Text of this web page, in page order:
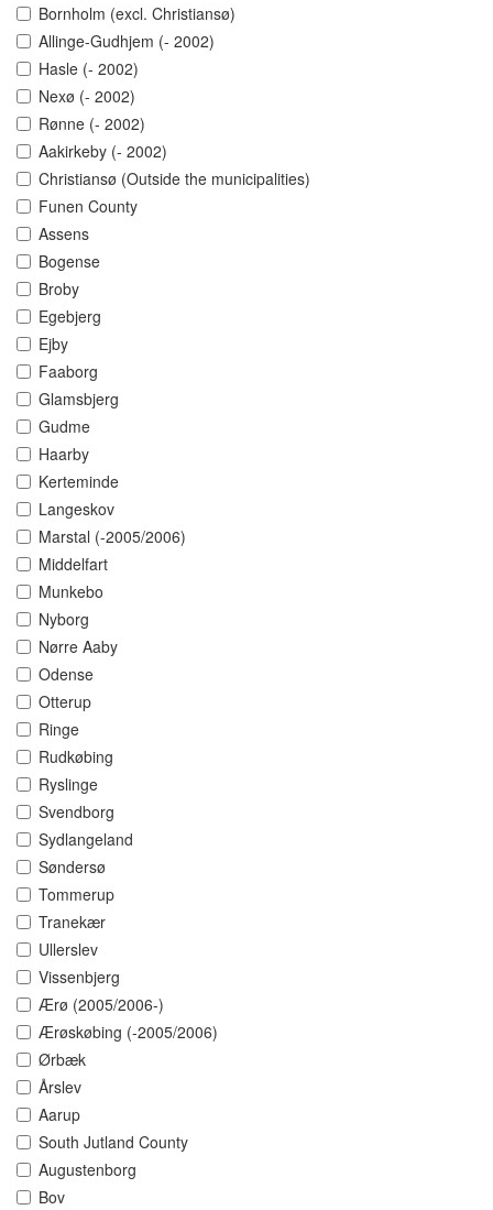
Bornholm (excl. Christiansø)
Allinge-Gudhjem (- 2002)
Hasle (- 2002)
Nexø (- 2002)
Rønne (- 2002)
Aakirkeby (- 2002)
Christiansø (Outside the municipalities)
Funen County
Assens
Bogense
Broby
Egebjerg
Ejby
Faaborg
Glamsbjerg
Gudme
Haarby
Kerteminde
Langeskov
Marstal (-2005/2006)
Middelfart
Munkebo
Nyborg
Nørre Aaby
Odense
Otterup
Ringe
Rudkøbing
Ryslinge
Svendborg
Sydlangeland
Søndersø
Tommerup
Tranekær
Ullerslev
Vissenbjerg
Ærø (2005/2006-)
Ærøskøbing (-2005/2006)
Ørbæk
Årslev
Aarup
South Jutland County
Augustenborg
Bov